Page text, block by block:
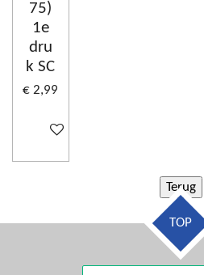
75)
1e
dru
k SC
€ 2,99
In winkelwagen
TOP